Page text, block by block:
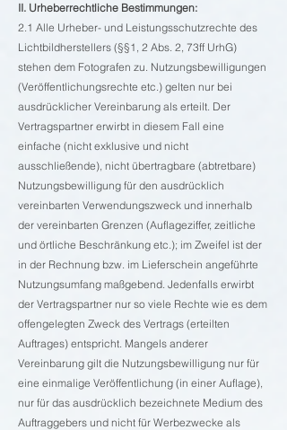
II. Urheberrechtliche Bestimmungen:
2.1 Alle Urheber- und Leistungsschutzrechte des
Lichtbildherstellers (§§1, 2 Abs. 2, 73ff UrhG)
stehen dem Fotografen zu. Nutzungsbewilligungen
(Veröffentlichungsrechte etc.) gelten nur bei
ausdrücklicher Vereinbarung als erteilt. Der
Vertragspartner erwirbt in diesem Fall eine
einfache (nicht exklusive und nicht
ausschließende), nicht übertragbare (abtretbare)
Nutzungsbewilligung für den ausdrücklich
vereinbarten Verwendungszweck und innerhalb
der vereinbarten Grenzen (Auflageziffer, zeitliche
und örtliche Beschränkung etc.); im Zweifel ist der
in der Rechnung bzw. im Lieferschein angeführte
Nutzungsumfang maßgebend. Jedenfalls erwirbt
der Vertragspartner nur so viele Rechte wie es dem
offengelegten Zweck des Vertrags (erteilten
Auftrages) entspricht. Mangels anderer
Vereinbarung gilt die Nutzungsbewilligung nur für
eine einmalige Veröffentlichung (in einer Auflage),
nur für das ausdrücklich bezeichnete Medium des
Auftraggebers und nicht für Werbezwecke als